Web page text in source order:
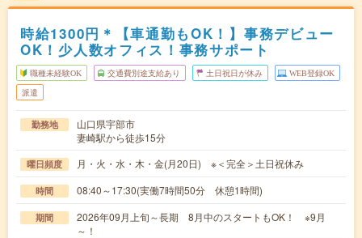
時給1300円＊【車通勤もOK！】事務デビュー
OK！少人数オフィス！事務サポート
職種未経験OK 交通費別途支給あり 土日祝日が休み WEB登録OK
派遣
勤務地
山口県宇部市
妻崎駅から徒歩15分
曜日頻度 月・火・水・木・金(月20日) ※＜完全＞土日祝休み
時間 08:40～17:30(実働7時間50分 休憩1時間)
期間
2026年09月上旬～長期 8月中のスタートもOK！ ※9月
～！